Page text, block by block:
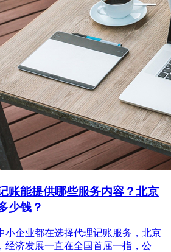
账能提供哪些服务内容？北京
少钱？
小企业都在选择代理记账服务，北京
经济发展一直在全国首屈一指，公